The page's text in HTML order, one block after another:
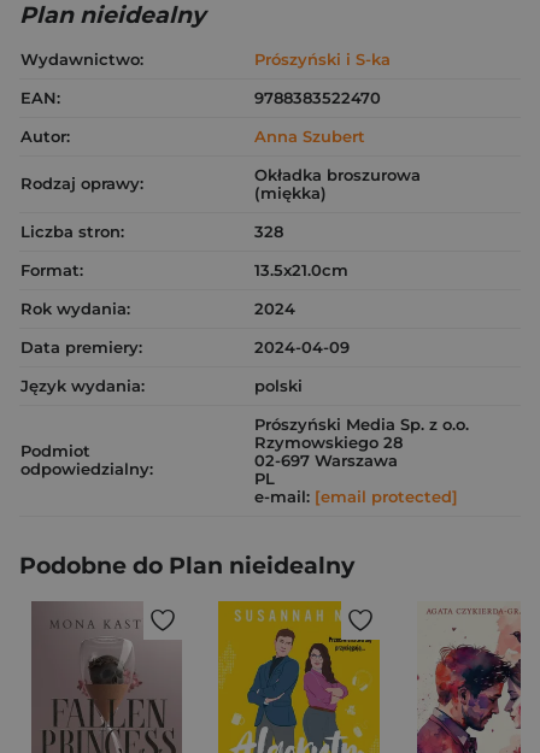
Plan nieidealny
Wydawnictwo:
Prószyński i S-ka
EAN:
9788383522470
Autor:
Anna Szubert
Rodzaj oprawy:
Okładka broszurowa
(miękka)
Liczba stron:
328
Format:
13.5x21.0cm
Rok wydania:
2024
Data premiery:
2024-04-09
Język wydania:
polski
Podmiot
odpowiedzialny:
Prószyński Media Sp. z o.o.
Rzymowskiego 28
02-697 Warszawa
PL
e-mail: [email protected]
Podobne do Plan nieidealny